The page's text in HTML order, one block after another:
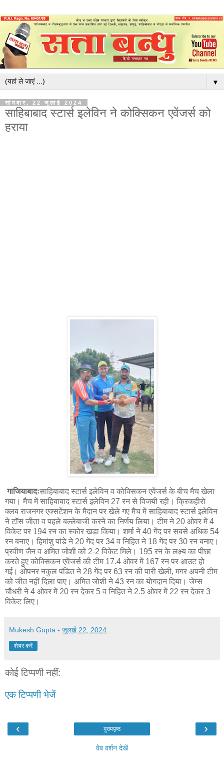
▼
सोमवार, 22 जुलाई 2024
साहिबाबाद स्टार्स इलेविन ने कोक्सिकन एवेंजर्स को
हराया
गाजियाबादःसाहिबाबाद स्टार्स इलेविन व कोक्सिकन एवेंजर्स के बीच मैच खेला
गया। मैच में साहिबाबाद स्टार्स इलेविन 27 रन से विजयी रही। क्रिकहीरो
क्लब राजनगर एक्सटेंशन के मैदान पर खेले गए मैच में साहिबाबाद स्टार्स इलेविन
ने टॉस जीता व पहले बल्लेबाजी करने का निर्णय लिया। टीम ने 20 ओवर में 4
विकेट पर 194 रन का स्कोर खडा किया। शर्मा ने 40 गेंद पर सबसे अधिक 54
रन बनाए। हिमांशु पांडे ने 20 गेंद पर 34 व निहित ने 18 गेंद पर 30 रन बनाए।
प्रवीण जैन व अमित जोशी को 2-2 विकेट मिले। 195 रन के लक्ष्य का पीछा
करते हुए कोक्सिकन एवेंजर्स की टीम 17.4 ओवर में 167 रन पर आउट हो
गई। ओपनर नकुल पंडित ने 28 गेंद पर 63 रन की पारी खेली, मगर अपनी टीम
को जीत नहीं दिला पाए। अमित जोशी ने 43 रन का योगदान दिया। जेम्स
चौधरी ने 4 ओवर में 20 रन देकर 5 व निहित ने 2.5 ओवर में 22 रन देकर 3
विकेट लिए।
Mukesh Gupta - जुलाई 22, 2024
शेयर करें
कोई टिप्पणी नहीं:
एक टिप्पणी भेजें
‹ ›
मुख्यपृष्ठ
वेब वर्शन देखें